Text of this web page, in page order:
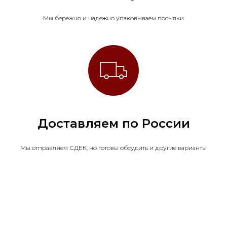
Мы бережно и надежно упаковываем посылки
Доставляем по России
Мы отправляем СДЕК, но готовы обсудить и другие варианты